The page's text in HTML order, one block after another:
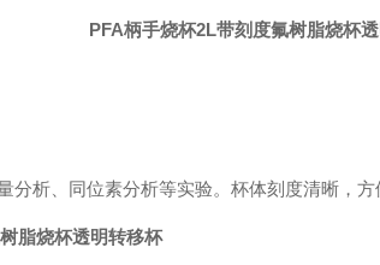
PFA柄手烧杯2L带刻度氟树脂烧杯
分析、同位素分析等实验。杯体刻度清晰，方
脂烧杯透明转移杯